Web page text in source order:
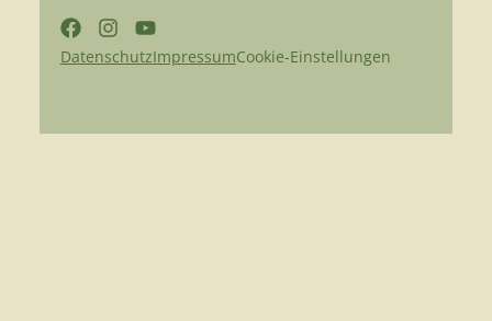
DatenschutzImpressumCookie-Einstellungen